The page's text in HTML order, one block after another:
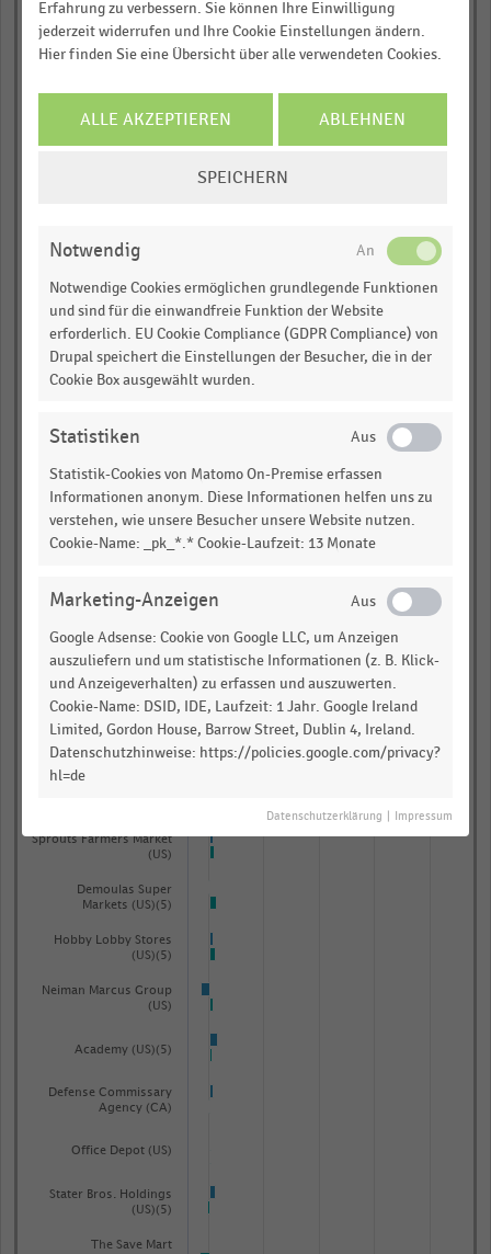
Dillard's Inc (US)
Williams-Sonoma (US)
The Michaels
Companies (US)
Sprouts Farmers Market
(US)
Neiman Marcus Group
(US)
Office Depot (US)
WinCo Foods (US)(5)
Army & Air Force
Exchange Service (US)
Ascena Retail Group
(US)
Ulta Beauty (vorher: Ulta
Signet Jewelers (US)
(US)(5)
Coach) (US) (2)(5)
Ace Hardware
Big Lots (US)
Demoulas Super
Markets (US)(5)
Hobby Lobby Stores
(US)(5)
Academy (US)(5)
Defense Commissary
Agency (CA)
Stater Bros. Holdings
(US)(5)
The Save Mart
Erfahrung zu verbessern. Sie können Ihre Einwilligung
jederzeit widerrufen und Ihre Cookie Einstellungen ändern.
Hier finden Sie eine Übersicht über alle verwendeten Cookies.
ALLE AKZEPTIEREN ABLEHNEN
SPEICHERN
Notwendig
Notwendige Cookies ermöglichen grundlegende Funktionen
und sind für die einwandfreie Funktion der Website
erforderlich. EU Cookie Compliance (GDPR Compliance) von
Drupal speichert die Einstellungen der Besucher, die in der
Cookie Box ausgewählt wurden.
Statistiken
Statistik-Cookies von Matomo On-Premise erfassen
Informationen anonym. Diese Informationen helfen uns zu
verstehen, wie unsere Besucher unsere Website nutzen.
Cookie-Name: _pk_*.* Cookie-Laufzeit: 13 Monate
Marketing-Anzeigen
Google Adsense: Cookie von Google LLC, um Anzeigen
auszuliefern und um statistische Informationen (z. B. Klick-
und Anzeigeverhalten) zu erfassen und auszuwerten.
Cookie-Name: DSID, IDE, Laufzeit: 1 Jahr. Google Ireland
Limited, Gordon House, Barrow Street, Dublin 4, Ireland.
Datenschutzhinweise: https://policies.google.com/privacy?
hl=de
Datenschutzerklärung Impressum